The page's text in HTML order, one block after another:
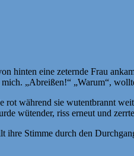
hinten eine zeternde Frau
„Abreißen!“ „Warum“,
rot während sie wutentbrannt
wütender, riss erneut und
ihre Stimme durch den